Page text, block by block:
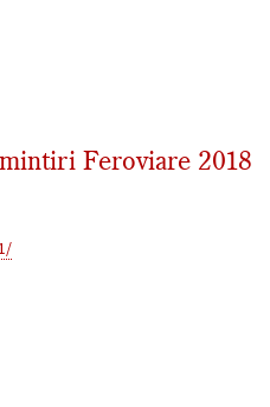
Feroviare 2018